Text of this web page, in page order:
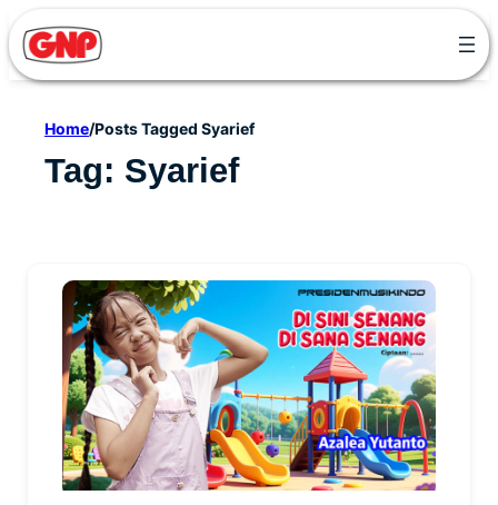
to
content
Home/Posts Tagged Syarief
Tag: Syarief